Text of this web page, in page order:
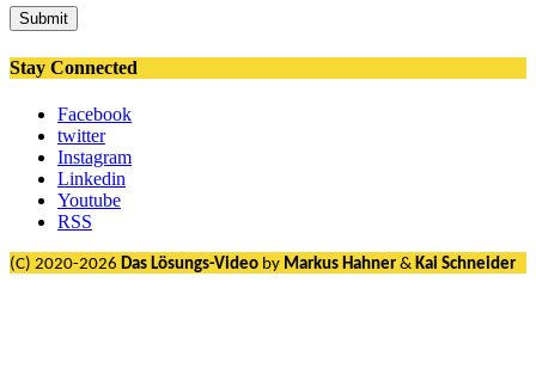
Submit
Stay Connected
Facebook
twitter
Instagram
Linkedin
Youtube
RSS
(C) 2020-2026 Das Lösungs-Video by Markus Hahner & Kai Schneider